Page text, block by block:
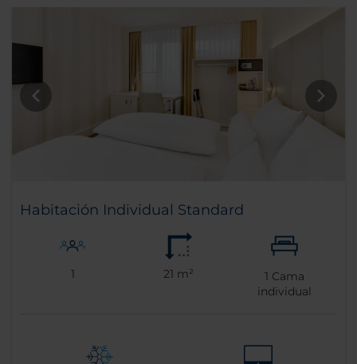
Habitación Individual Standard
1 21 m² 1 Cama
individual